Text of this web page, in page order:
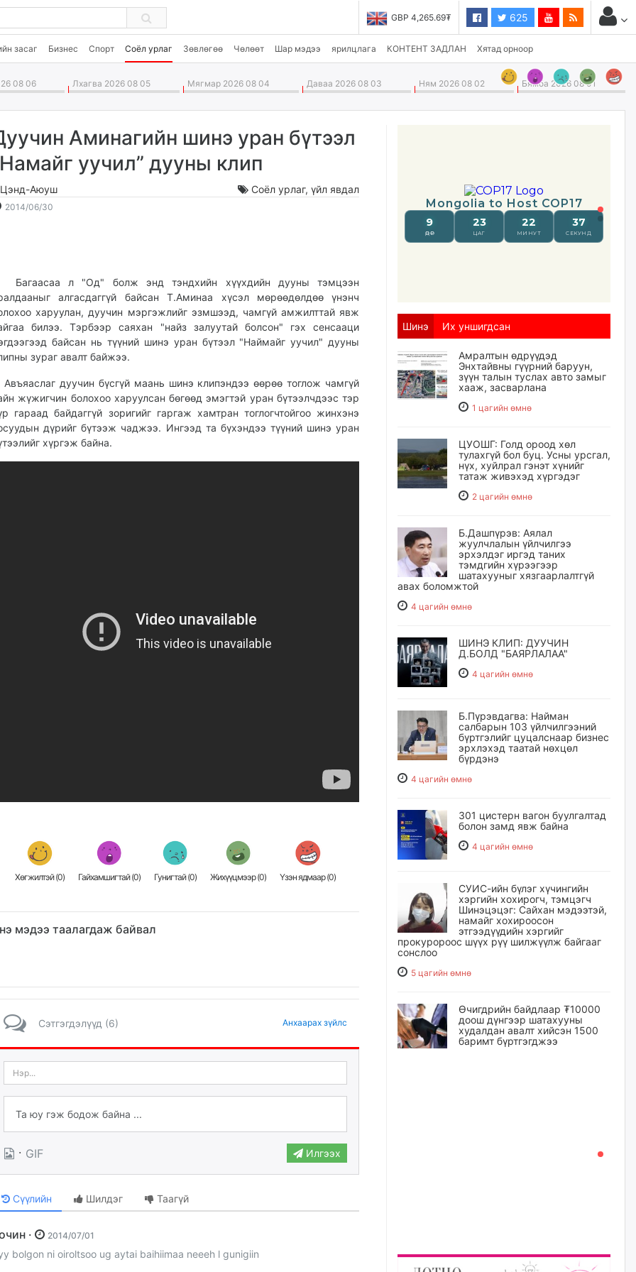
USD 3,496.90₮
GBP 4,265.69₮ 625
засаг Бизнес Спорт Соёл урлаг Зөвлөгөө Чөлөөт Шар мэдээ ярилцлага КОНТЕНТ ЗАДЛАН Хятад орноор
08 06 Лхагва 2026 08 05 Мягмар 2026 08 04 Даваа 2026 08 03 Ням 2026 08 02 Бямба 2026 08 01
Аминагийн шинэ уран бүтээл
уучил” дууны клип
Аюуш Соёл урлаг,үйл явдал
2014/06/30
л "Од" болж энд тэндхийн хүүхдийн дууны тэмцээн
алгасдаггүй байсан Т.Аминаа хүсэл мөрөөдөлдөө үнэнч
харуулан, дуучин мэргэжлийг эзмшээд, чамгүй амжилттай явж
билээ. Тэрбээр саяхан "найз залуутай болсон" гэх сенсааци
байсан нь түүний шинэ уран бүтээл "Наймайг уучил" дууны
зураг авалт байжээ.
дуучин бүсгүй маань шинэ клипэндээ өөрөө тоглож чамгүй
жүжигчин болохоо харуулсан бөгөөд эмэгтэй уран бүтээлчдээс тэр
гараад байдаггүй зоригийг гаргаж хамтран тоглогчтойгоо жинхэнэ
дүрийг бүтээж чаджээ. Ингээд та бүхэндээ түүний шинэ уран
хүргэж байна.
Хөгжилтэй (0) Гайхамшигтай (0) Гунигтай (0) Жихүүцмээр (0) Үзэн ядмаар (0)
мэдээ таалагдаж байвал
Сэтгэгдэлүүд (6) Анхаарах зүйлс
· GIF Илгээх
Сүүлийн Шилдэг Таагүй
Зочин · 2014/07/01
bolgon ni oiroltsoo ug aytai baihiimaa neeeh l gunigiin
Шинэ Их уншигдсан
Амралтын өдрүүдэд
Энхтайвны гүүрний баруун,
зүүн талын туслах авто замыг
хааж, засварлана
1 цагийн өмнө
ЦУОШГ: Голд ороод хөл
тулахгүй бол буц. Усны урсгал,
нүх, хуйлрал гэнэт хүнийг
татаж живэхэд хүргэдэг
2 цагийн өмнө
Б.Дашпүрэв: Аялал
жуулчлалын үйлчилгээ
эрхэлдэг иргэд таних
тэмдгийн хүрээгээр
шатахууныг хязгаарлалтгүй
авах боломжтой
4 цагийн өмнө
ШИНЭ КЛИП: ДУУЧИН
Д.БОЛД "БАЯРЛАЛАА"
4 цагийн өмнө
Б.Пүрэвдагва: Найман
салбарын 103 үйлчилгээний
бүртгэлийг цуцалснаар бизнес
эрхлэхэд таатай нөхцөл
бүрдэнэ
4 цагийн өмнө
301 цистерн вагон буулгалтад
болон замд явж байна
4 цагийн өмнө
СУИС-ийн бүлэг хүчингийн
хэргийн хохирогч, тэмцэгч
Шинэцэцэг: Сайхан мэдээтэй,
намайг хохироосон
этгээдүүдийн хэргийг
прокуророос шүүх рүү шилжүүлж байгааг
сонслоо
5 цагийн өмнө
Өчигдрийн байдлаар ₮10000
доош дүнгээр шатахууны
худалдан авалт хийсэн 1500
баримт бүртгэгджээ